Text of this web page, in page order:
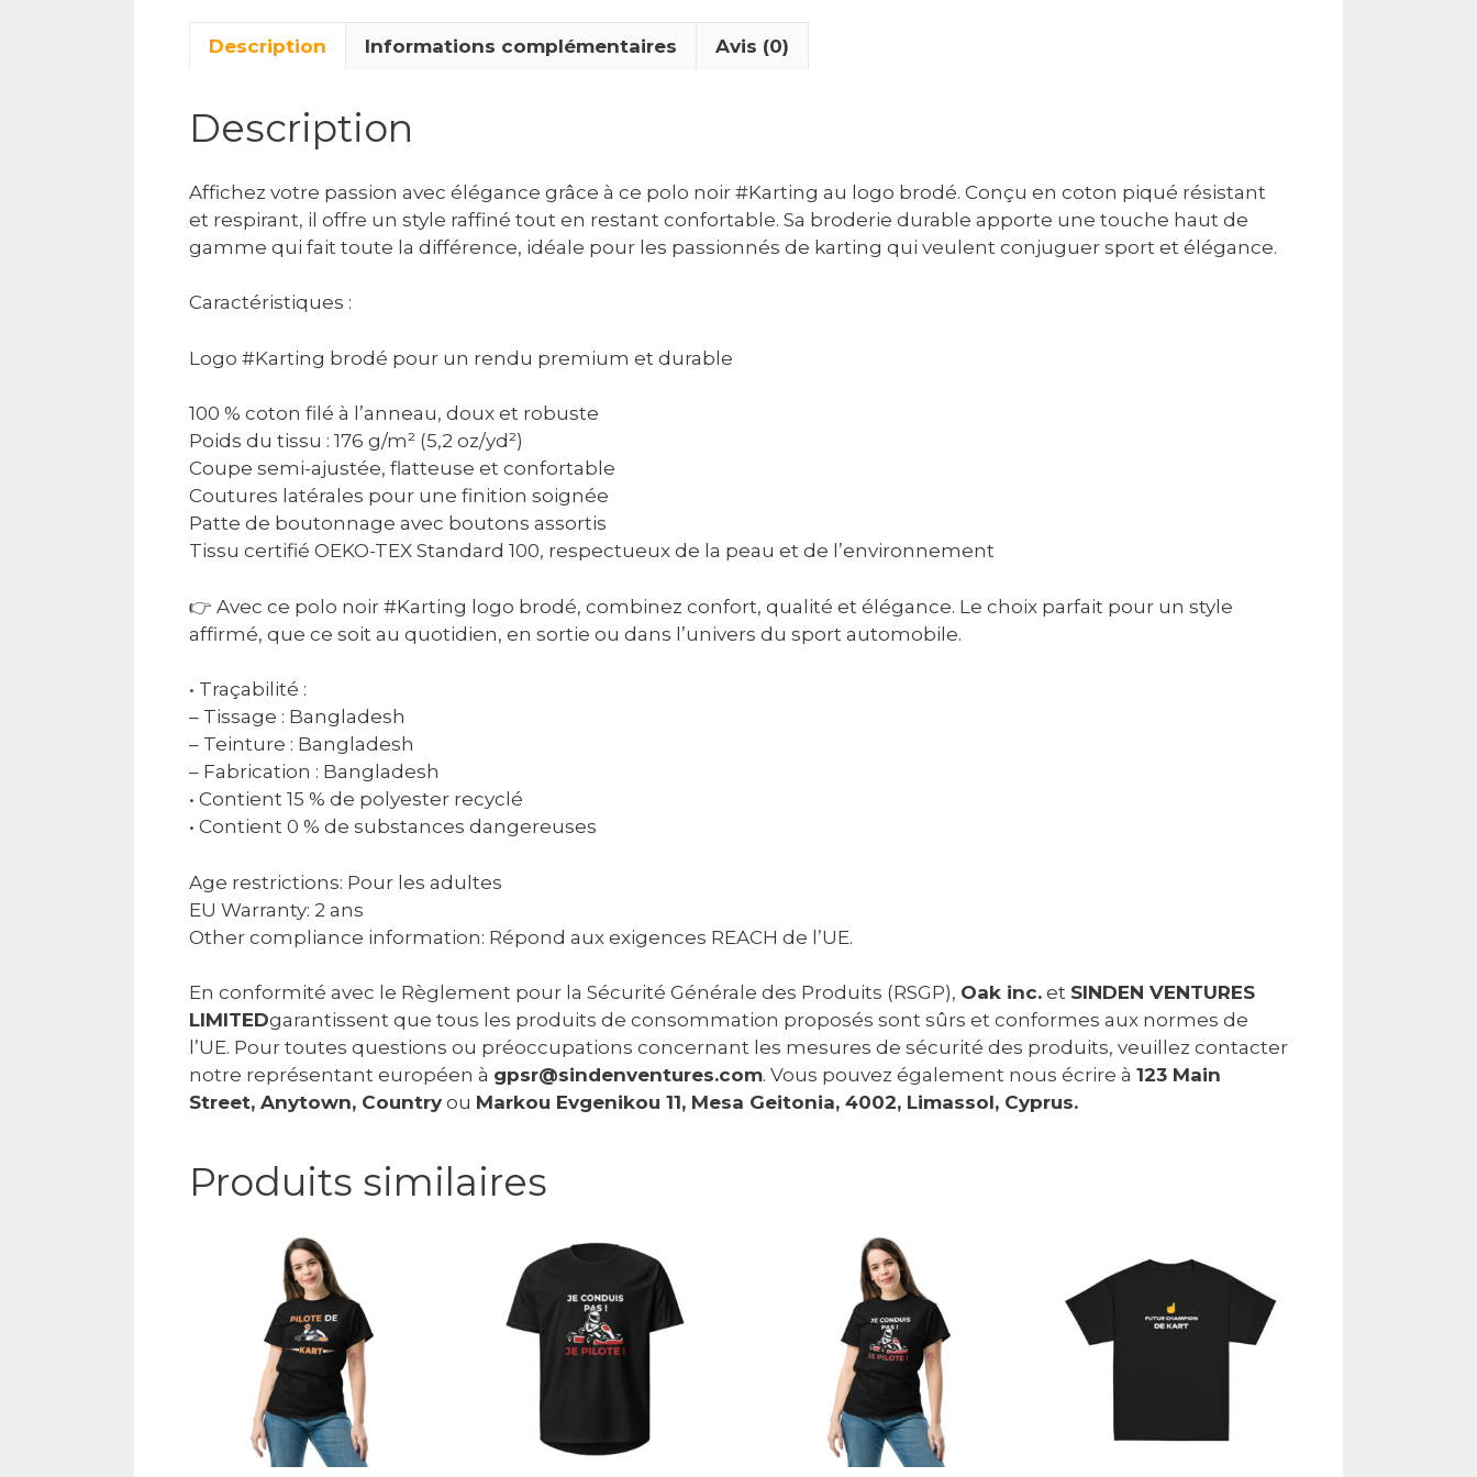
Description Informations complémentaires Avis (0)
Description
Affichez votre passion avec élégance grâce à ce polo noir #Karting au logo brodé. Conçu en coton piqué résistant
et respirant, il offre un style raffiné tout en restant confortable. Sa broderie durable apporte une touche haut de
gamme qui fait toute la différence, idéale pour les passionnés de karting qui veulent conjuguer sport et élégance.
Caractéristiques :
Logo #Karting brodé pour un rendu premium et durable
100 % coton filé à l’anneau, doux et robuste
Poids du tissu : 176 g/m² (5,2 oz/yd²)
Coupe semi-ajustée, flatteuse et confortable
Coutures latérales pour une finition soignée
Patte de boutonnage avec boutons assortis
Tissu certifié OEKO-TEX Standard 100, respectueux de la peau et de l’environnement
👉 Avec ce polo noir #Karting logo brodé, combinez confort, qualité et élégance. Le choix parfait pour un style
affirmé, que ce soit au quotidien, en sortie ou dans l’univers du sport automobile.
• Traçabilité :
– Tissage : Bangladesh
– Teinture : Bangladesh
– Fabrication : Bangladesh
• Contient 15 % de polyester recyclé
• Contient 0 % de substances dangereuses
Age restrictions: Pour les adultes
EU Warranty: 2 ans
Other compliance information: Répond aux exigences REACH de l’UE.
En conformité avec le Règlement pour la Sécurité Générale des Produits (RSGP), Oak inc. et SINDEN VENTURES
LIMITEDgarantissent que tous les produits de consommation proposés sont sûrs et conformes aux normes de
l’UE. Pour toutes questions ou préoccupations concernant les mesures de sécurité des produits, veuillez contacter
notre représentant européen à gpsr@sindenventures.com. Vous pouvez également nous écrire à 123 Main
Street, Anytown, Country ou Markou Evgenikou 11, Mesa Geitonia, 4002, Limassol, Cyprus.
Produits similaires
plusieurs
variations.
options
peuvent
produit
plusieurs
variations.
peuvent
plusieurs
variations.
options
peuvent
produit
plusieurs
variations.
peuvent